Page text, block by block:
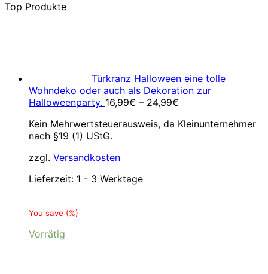
Top Produkte
Türkranz Halloween eine tolle
Wohndeko oder auch als Dekoration zur
Halloweenparty. 16,99€ – 24,99€
Kein Mehrwertsteuerausweis, da Kleinunternehmer
nach §19 (1) UStG.
zzgl. Versandkosten
Lieferzeit: 1 - 3 Werktage
You save (%)
Vorrätig